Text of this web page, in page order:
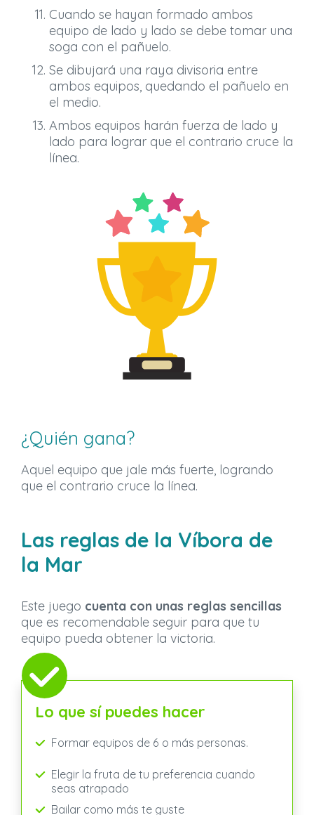
Cuando se hayan formado ambos
equipo de lado y lado se debe tomar una
soga con el pañuelo.
Se dibujará una raya divisoria entre
ambos equipos, quedando el pañuelo en
el medio.
Ambos equipos harán fuerza de lado y
lado para lograr que el contrario cruce la
línea.
¿Quién gana?
Aquel equipo que jale más fuerte, logrando
que el contrario cruce la línea.
Las reglas de la Víbora de
la Mar
Este juego cuenta con unas reglas sencillas
que es recomendable seguir para que tu
equipo pueda obtener la victoria.
Lo que sí puedes hacer
Formar equipos de 6 o más personas.
Elegir la fruta de tu preferencia cuando
seas atrapado
Bailar como más te guste